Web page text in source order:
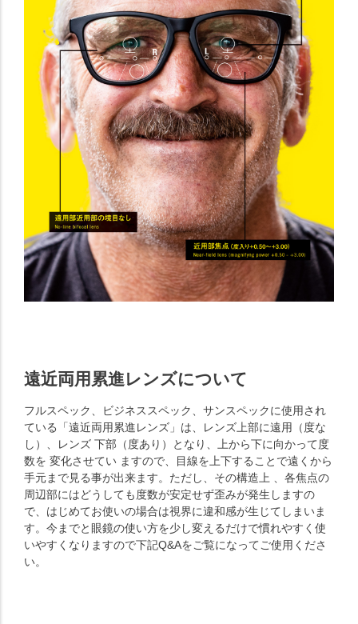
遠近両用累進レンズについて
フルスペック、ビジネススペック、サンスペックに使用され
ている「遠近両用累進レンズ」は、レンズ上部に遠用（度な
し）、レンズ 下部（度あり）となり、上から下に向かって度
数を 変化させてい ますので、目線を上下することで遠くから
手元まで見る事が出来ます。ただし、その構造上 、各焦点の
周辺部にはどうしても度数が安定せず歪みが発生しますの
で、はじめてお使いの場合は視界に違和感が生じてしまいま
す。今までと眼鏡の使い方を少し変えるだけで慣れやすく使
いやすくなりますので下記Q&Aをご覧になってご使用くださ
い。